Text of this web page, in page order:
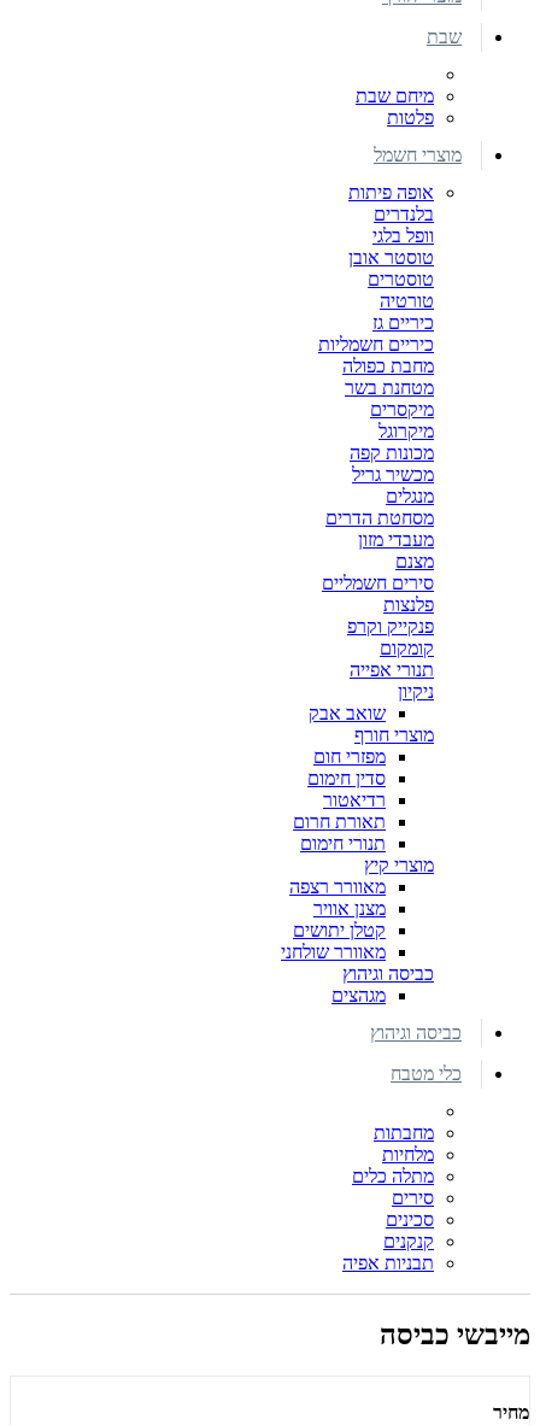
שבת
מיחם שבת
פלטות
מוצרי חשמל
אופה פיתות
בלנדרים
וופל בלגי
טוסטר אובן
טוסטרים
טורטיה
כיריים גז
כיריים חשמליות
מחבת כפולה
מטחנת בשר
מיקסרים
מיקרוגל
מכונות קפה
מכשיר גריל
מנגלים
מסחטת הדרים
מעבדי מזון
מצנם
סירים חשמליים
פלנצות
פנקייק וקרפ
קומקום
תנורי אפייה
ניקיון
שואב אבק
מוצרי חורף
מפזרי חום
סדין חימום
רדיאטור
תאורת חרום
תנורי חימום
מוצרי קיץ
מאוורר רצפה
מצנן אוויר
קטלן יתושים
מאוורר שולחני
כביסה וגיהוץ
מגהצים
כביסה וגיהוץ
כלי מטבח
מחבתות
מלחיות
מתלה כלים
סירים
סכינים
קנקנים
תבניות אפיה
מייבשי כביסה
מחיר